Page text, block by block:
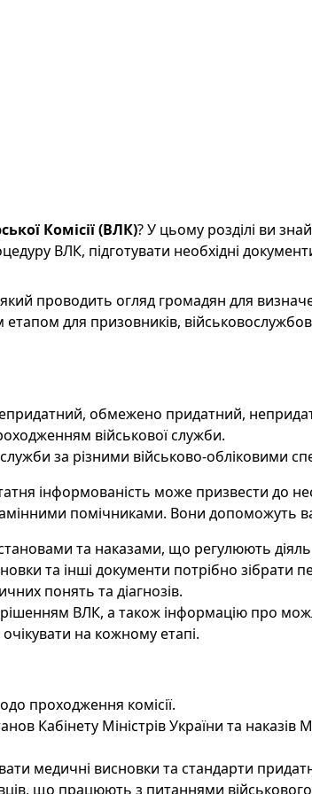
Комісії (ВЛК)? У цьому розділі ви
ВЛК, підготувати необхідні
проводить огляд громадян для
для призовників,
обмежено придатний,
військової служби.
за різними військово-обліковими
інформованість може призвести до
помічниками. Вони допоможуть
та наказами, що регулюють
та інші документи потрібно зібрати
понять та діагнозів.
ВЛК, а також інформацію про
на кожному етапі.
проходження комісії.
Кабінету Міністрів України та
медичні висновки та стандарти
що працюють з питаннями